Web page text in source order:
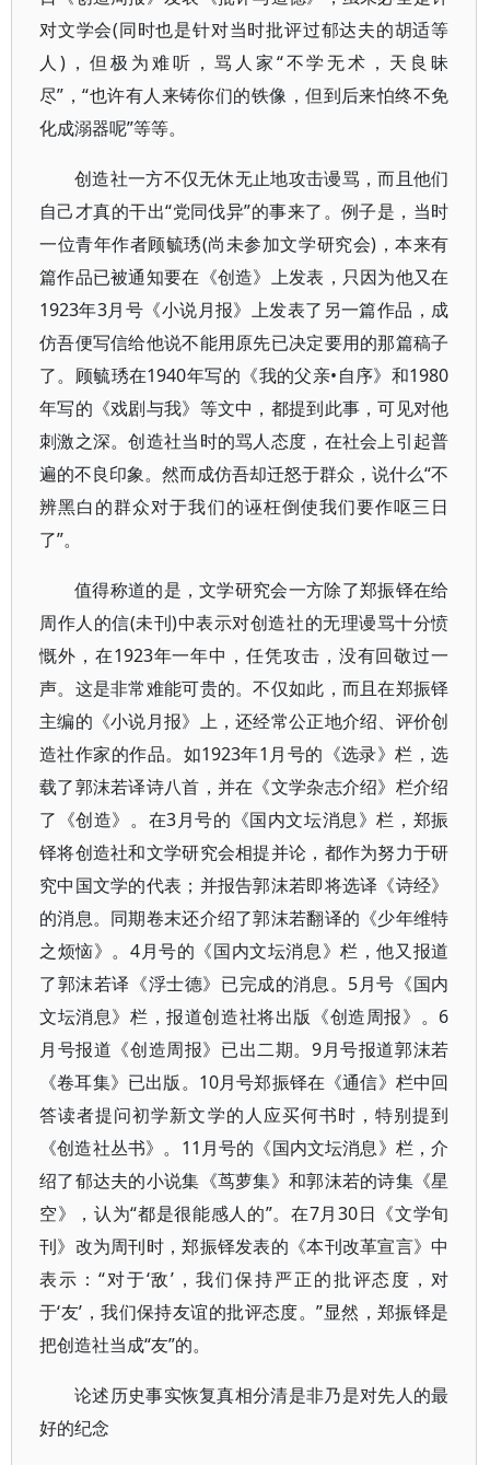
对文学会(同时也是针对当时批评过郁达夫的胡适等
人)，但极为难听，骂人家“不学无术，天良昧
尽”，“也许有人来铸你们的铁像，但到后来怕终不免
化成溺器呢”等等。
创造社一方不仅无休无止地攻击谩骂，而且他们
自己才真的干出“党同伐异”的事来了。例子是，当时
一位青年作者顾毓琇(尚未参加文学研究会)，本来有
篇作品已被通知要在《创造》上发表，只因为他又在
1923年3月号《小说月报》上发表了另一篇作品，成
仿吾便写信给他说不能用原先已决定要用的那篇稿子
了。顾毓琇在1940年写的《我的父亲•自序》和1980
年写的《戏剧与我》等文中，都提到此事，可见对他
刺激之深。创造社当时的骂人态度，在社会上引起普
遍的不良印象。然而成仿吾却迁怒于群众，说什么“不
辨黑白的群众对于我们的诬枉倒使我们要作呕三日
了”。
值得称道的是，文学研究会一方除了郑振铎在给
周作人的信(未刊)中表示对创造社的无理谩骂十分愤
慨外，在1923年一年中，任凭攻击，没有回敬过一
声。这是非常难能可贵的。不仅如此，而且在郑振铎
主编的《小说月报》上，还经常公正地介绍、评价创
造社作家的作品。如1923年1月号的《选录》栏，选
载了郭沫若译诗八首，并在《文学杂志介绍》栏介绍
了《创造》。在3月号的《国内文坛消息》栏，郑振
铎将创造社和文学研究会相提并论，都作为努力于研
究中国文学的代表；并报告郭沫若即将选译《诗经》
的消息。同期卷末还介绍了郭沫若翻译的《少年维特
之烦恼》。4月号的《国内文坛消息》栏，他又报道
了郭沫若译《浮士德》已完成的消息。5月号《国内
文坛消息》栏，报道创造社将出版《创造周报》。6
月号报道《创造周报》已出二期。9月号报道郭沫若
《卷耳集》已出版。10月号郑振铎在《通信》栏中回
答读者提问初学新文学的人应买何书时，特别提到
《创造社丛书》。11月号的《国内文坛消息》栏，介
绍了郁达夫的小说集《茑萝集》和郭沫若的诗集《星
空》，认为“都是很能感人的”。在7月30日《文学旬
刊》改为周刊时，郑振铎发表的《本刊改革宣言》中
表示：“对于‘敌’，我们保持严正的批评态度，对
于‘友’，我们保持友谊的批评态度。”显然，郑振铎是
把创造社当成“友”的。
论述历史事实恢复真相分清是非乃是对先人的最
好的纪念